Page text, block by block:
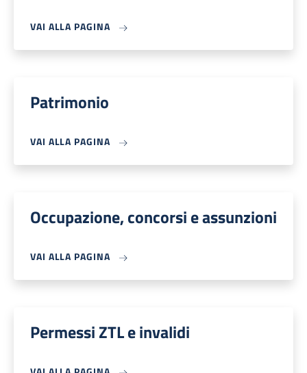
VAI ALLA PAGINA
Patrimonio
VAI ALLA PAGINA
Occupazione, concorsi e assunzioni
VAI ALLA PAGINA
Permessi ZTL e invalidi